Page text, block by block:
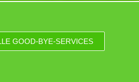
GOOD-BYE-SERVICES